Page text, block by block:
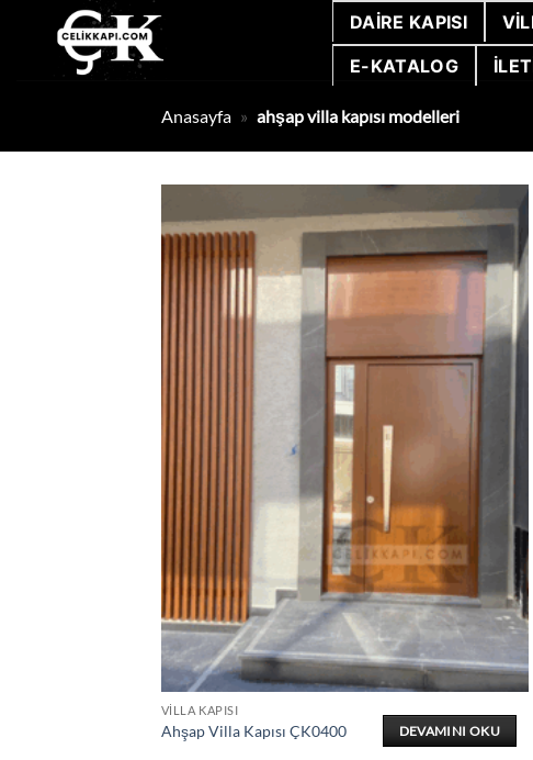
DAIRE KAPISI
E-KATALOG
Anasayfa » ahşap villa kapısı modelleri
VILLA KAPISI
Ahşap Villa Kapısı ÇK0400 DEVAMINI OKU